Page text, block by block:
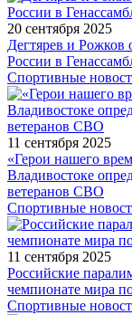
20 сентября 2025
Дегтярев и Рожков
России в
Спортивные
11 сентября 2025
«Герои нашего
Владивостоке
ветеранов СВО
Спортивные
11 сентября 2025
Российские
чемпионате мира
Спортивные